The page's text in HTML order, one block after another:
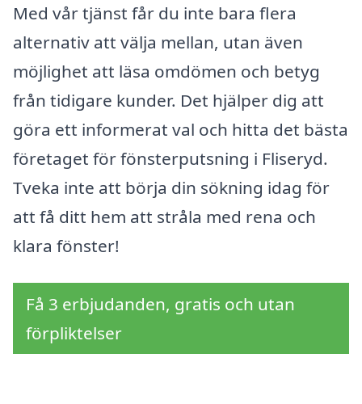
Med vår tjänst får du inte bara flera
alternativ att välja mellan, utan även
möjlighet att läsa omdömen och betyg
från tidigare kunder. Det hjälper dig att
göra ett informerat val och hitta det bästa
företaget för fönsterputsning i Fliseryd.
Tveka inte att börja din sökning idag för
att få ditt hem att stråla med rena och
klara fönster!
Få 3 erbjudanden, gratis och utan
förpliktelser